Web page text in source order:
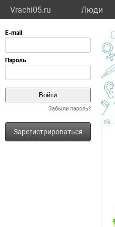
Vrachi05.ru Люди
Забыли пароль?
Зарегистрироваться